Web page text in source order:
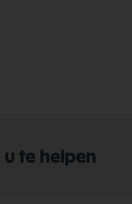
te helpen